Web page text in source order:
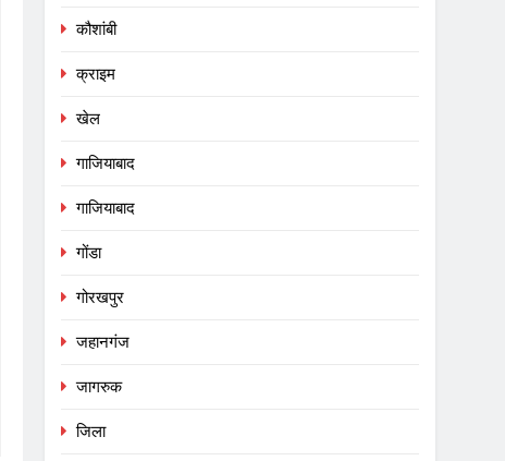
कौशांबी
क्राइम
खेल
गाजियाबाद
गाजियाबाद
गोंडा
गोरखपुर
जहानगंज
जागरुक
जिला